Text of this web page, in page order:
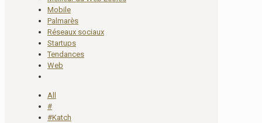
Mobile
Palmarès
Réseaux sociaux
Startups
Tendances
Web
All
#
#Katch